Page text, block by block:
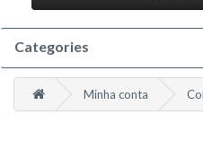
Categories
Minha conta